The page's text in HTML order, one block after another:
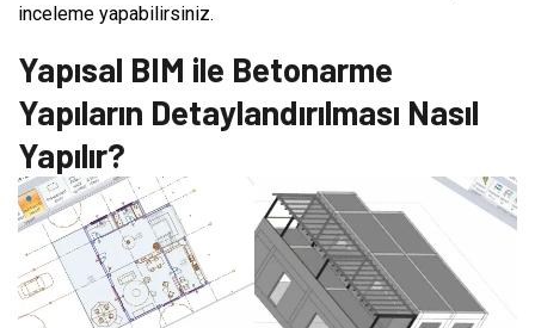
inceleme yapabilirsiniz.
Yapısal BIM ile Betonarme
Yapıların Detaylandırılması Nasıl
Yapılır?